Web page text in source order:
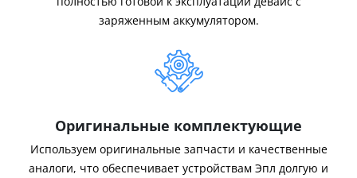
заряженным аккумулятором.
Оригинальные комплектующие
Используем оригинальные запчасти и качественные
аналоги, что обеспечивает устройствам Эпл долгую и